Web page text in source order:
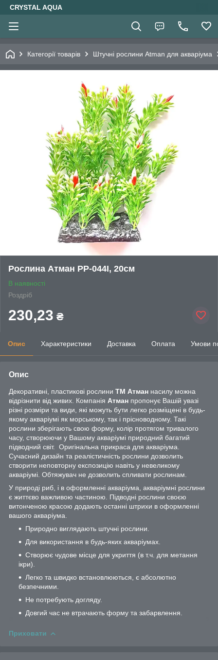
CRYSTAL AQUA
Категорії товарів Штучні рослини Atman для акваріума
Рослина Атман PP-044I, 20см
В наявності
Роздріб
230,23 ₴
Опис Характеристики Доставка Оплата Умови
Опис
Декоративні, пластикові рослини ТМ Атман насилу можна
відрізнити від живих. Компанія Атман пропонує Вашій увазі
різні розміри та види, які можуть бути легко розміщені в будь-
якому акваріумі як морському, так і прісноводному. Такі
рослини зберігають свою форму, колір протягом тривалого
часу, створюючи у Вашому акваріумі природний багатий
підводний світ. Оригінальна прикраса для акваріума.
Сучасний дизайн та реалістичність рослини дозволить
створити неповторну експозицію навіть у невеликому
акваріумі. Обтяжувач не дозволить спливати рослинам.
У природі риб, і в оформленні акваріума, акваріумні рослини
є життєво важливою частиною. Підводні рослини своєю
витонченою красою додають останні штрихи в оформленні
вашого акваріума.
Природно виглядають штучні рослини.
Для використання в будь-яких акваріумах.
Створює чудове місце для укриття (в т.ч. для метання
ікри).
Легко та швидко встановлюються, є абсолютно
безпечними.
Не потребують догляду.
Довгий час не втрачають форму та забарвлення.
Приховати